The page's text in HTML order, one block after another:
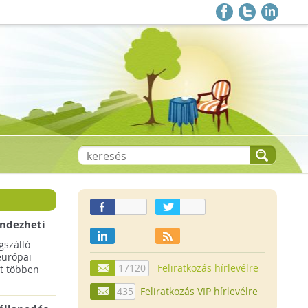
többen
17120
Feliratkozás hírlevélre
435
Feliratkozás VIP hírlevélre